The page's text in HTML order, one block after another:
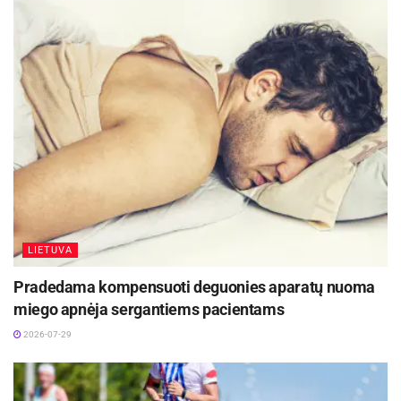
ieškančių patarimų, kaip palengvinti kelionę ir
išvengti nemalonių pojūčių. Vienu iš atvejų
vaistininkė prisimena neseniai apsilankiusią
mamą su šešerių metų berniuku. Planuodama 4–
5 valandų kelionę automobiliu, moteris skundėsi,
kad sūnus visada jaučiasi blogai – jį pykina,
svaigsta galva.
„Pasiūliau apyrankę nuo pykinimo, patariau,
kokioje pozicijoje būtų geriausia sėdėti,
priminiau, kad prieš kelionę reikėtų pavalgyti
vandens“, – pasakoja vaistininkė.
LIETUVA
Pradedama kompensuoti deguonies aparatų nuoma
miego apnėja sergantiems pacientams
2026-07-29